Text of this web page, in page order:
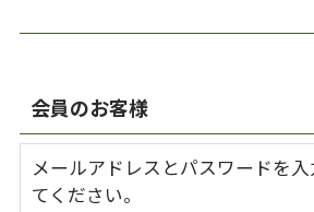
会員のお客様
メールアドレスとパスワードを
てください。